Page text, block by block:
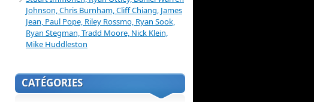
Johnson, Chris Burnham, Cliff Chiang, James
Jean, Paul Pope, Riley Rossmo, Ryan Sook,
Ryan Stegman, Tradd Moore, Nick Klein,
Mike Huddleston
CATÉGORIES